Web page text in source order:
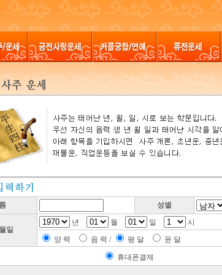
성별
일
년 월 일
시
양 력
음 력 / 평 달 윤 달
휴대폰결제